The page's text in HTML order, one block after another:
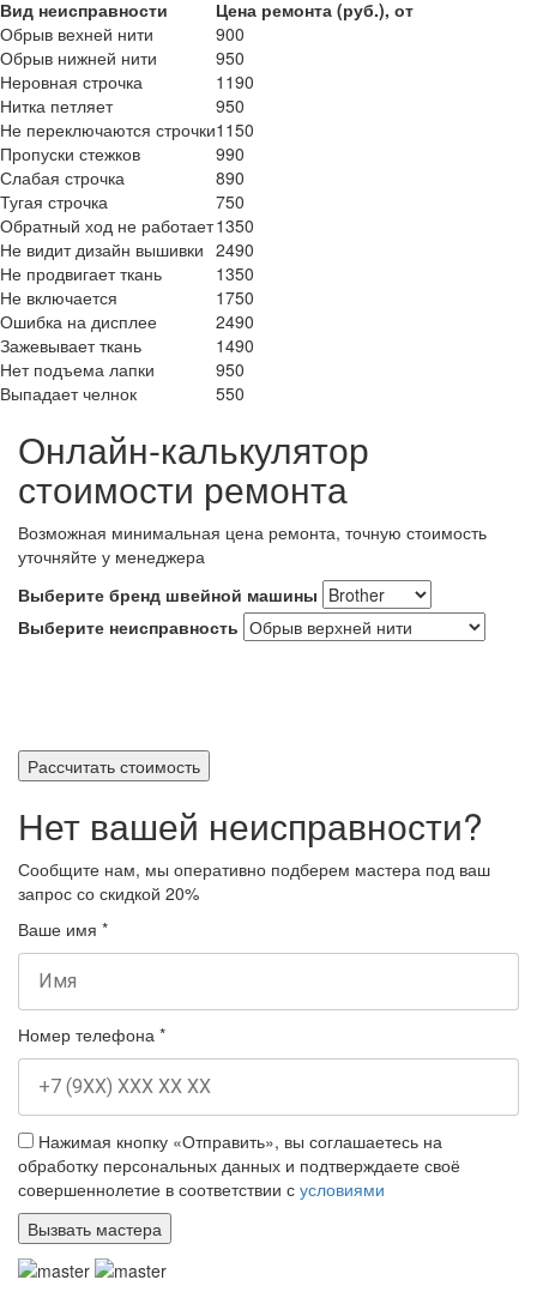
Вид неисправности
Цена ремонта (руб.), от
Обрыв вехней нити
900
Обрыв нижней нити
950
Неровная строчка
1190
Нитка петляет
950
Не переключаются строчки1150
Пропуски стежков
990
Слабая строчка
890
Тугая строчка
750
Обратный ход не работает1350
Не видит дизайн вышивки 2490
Не продвигает ткань
1350
Не включается
1750
Ошибка на дисплее
2490
Зажевывает ткань
1490
Нет подъема лапки
950
Выпадает челнок
550
Онлайн-калькулятор
стоимости ремонта
Возможная минимальная цена ремонта, точную стоимость
уточняйте у менеджера
Выберите бренд швейной машины
Выберите неисправность
Рассчитать стоимость
Нет вашей неисправности?
Сообщите нам, мы оперативно подберем мастера под ваш
запрос со скидкой 20%
Ваше имя *
Номер телефона *
Нажимая кнопку «Отправить», вы соглашаетесь на
обработку персональных данных и подтверждаете своё
совершеннолетие в соответствии с условиями